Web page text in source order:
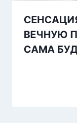
ВЕЧНУЮ
САМА